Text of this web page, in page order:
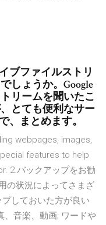
ブファイルストリ
しょうか。Google
リームを聞いたこ
とても便利なサー
、まとめます。
webpages, images,
features to help
2.バックアップをお勧
の状況によってさまざ
しておいた方が良い
、音楽、動画; ワードや